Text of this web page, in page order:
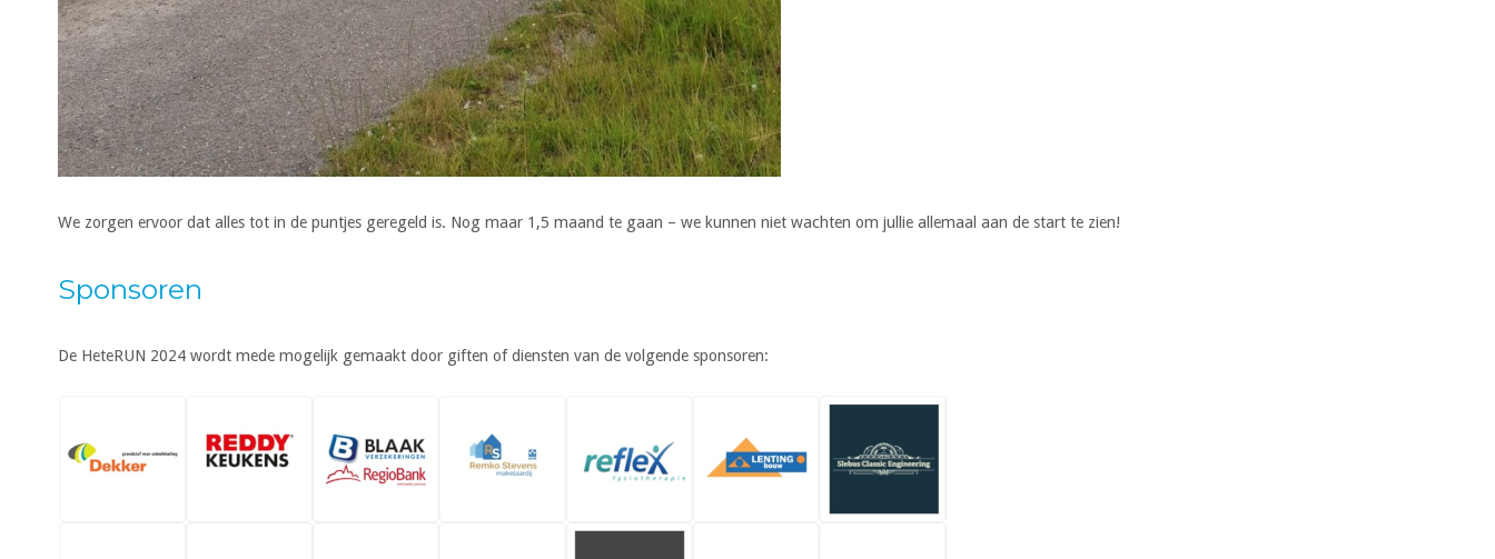
We zorgen ervoor dat alles tot in de puntjes geregeld is. Nog maar 1,5 maand te gaan – we kunnen niet wachten om jullie allemaal aan de start te zien!
Sponsoren
De HeteRUN 2024 wordt mede mogelijk gemaakt door giften of diensten van de volgende sponsoren: